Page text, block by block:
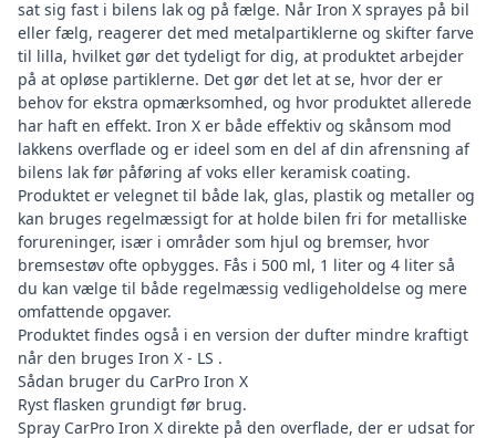
sat sig fast i bilens lak og på fælge. Når Iron X sprayes på bil
eller fælg, reagerer det med metalpartiklerne og skifter farve
til lilla, hvilket gør det tydeligt for dig, at produktet arbejder
på at opløse partiklerne. Det gør det let at se, hvor der er
behov for ekstra opmærksomhed, og hvor produktet allerede
har haft en effekt. Iron X er både effektiv og skånsom mod
lakkens overflade og er ideel som en del af din afrensning af
bilens lak før påføring af voks eller keramisk coating.
Produktet er velegnet til både lak, glas, plastik og metaller og
kan bruges regelmæssigt for at holde bilen fri for metalliske
forureninger, især i områder som hjul og bremser, hvor
bremsestøv ofte opbygges. Fås i 500 ml, 1 liter og 4 liter så
du kan vælge til både regelmæssig vedligeholdelse og mere
omfattende opgaver.
Produktet findes også i en version der dufter mindre kraftigt
når den bruges Iron X - LS .
Sådan bruger du CarPro Iron X
Ryst flasken grundigt før brug.
Spray CarPro Iron X direkte på den overflade, der er udsat for